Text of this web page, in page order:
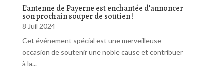
L’antenne de Payerne est enchantée d’annoncer
son prochain souper de soutien !
8 Juil 2024
Cet événement spécial est une merveilleuse
occasion de soutenir une noble cause et contribuer
à la...